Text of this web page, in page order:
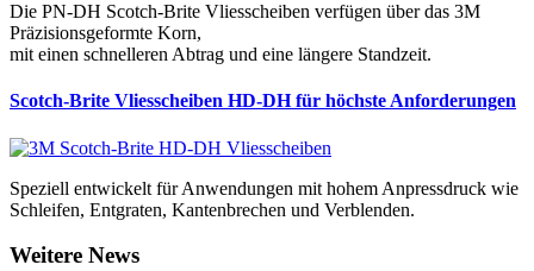
Die PN-DH Scotch-Brite Vliesscheiben verfügen über das 3M
Präzisionsgeformte Korn,
mit einen schnelleren Abtrag und eine längere Standzeit.
Scotch-Brite Vliesscheiben HD-DH für höchste Anforderungen
Speziell entwickelt für Anwendungen mit hohem Anpressdruck wie
Schleifen, Entgraten, Kantenbrechen und Verblenden.
Weitere News